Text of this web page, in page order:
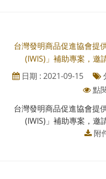
台灣發明商品促進協會提
(IWIS)」補助專案，邀
日期 : 2021-09-15
點
台灣發明商品促進協會提
(IWIS)」補助專案，邀
附